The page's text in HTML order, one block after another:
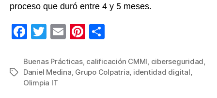
proceso que duró entre 4 y 5 meses.
F
c
e
T
tt
er
E
ail
Pi
er
e
m
p
Etiquetas
Buenas Prácticas, calificación CMMI, ciberseguridad,
Daniel Medina, Grupo Colpatria, identidad digital,
Olimpia IT